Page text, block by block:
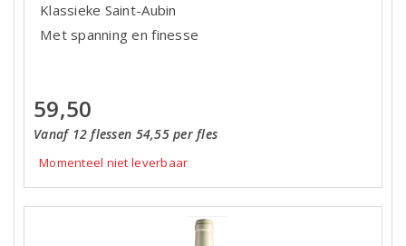
Klassieke Saint-Aubin
Met spanning en finesse
59,50
Vanaf 12 flessen 54,55 per fles
Momenteel niet leverbaar